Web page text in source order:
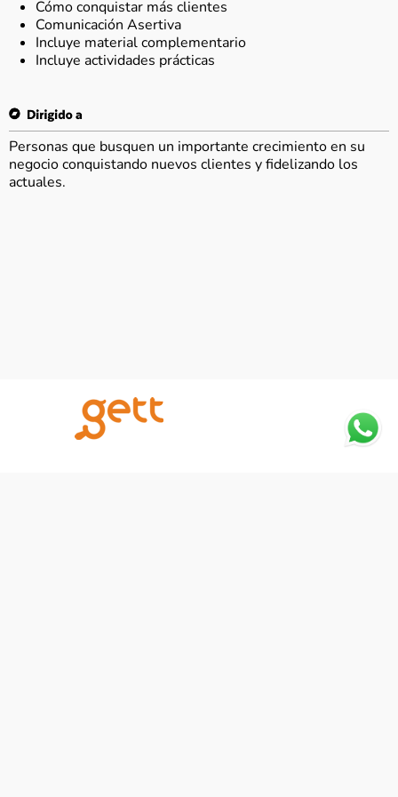
Cómo conquistar más clientes
Comunicación Asertiva
Incluye material complementario
Incluye actividades prácticas
Personas que busquen un importante crecimiento en su
negocio conquistando nuevos clientes y fidelizando los
actuales.